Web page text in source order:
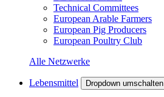
Technical Committees
European Arable Farmers
European Pig Producers
European Poultry Club
Alle Netzwerke
Lebensmittel Dropdown umschalten